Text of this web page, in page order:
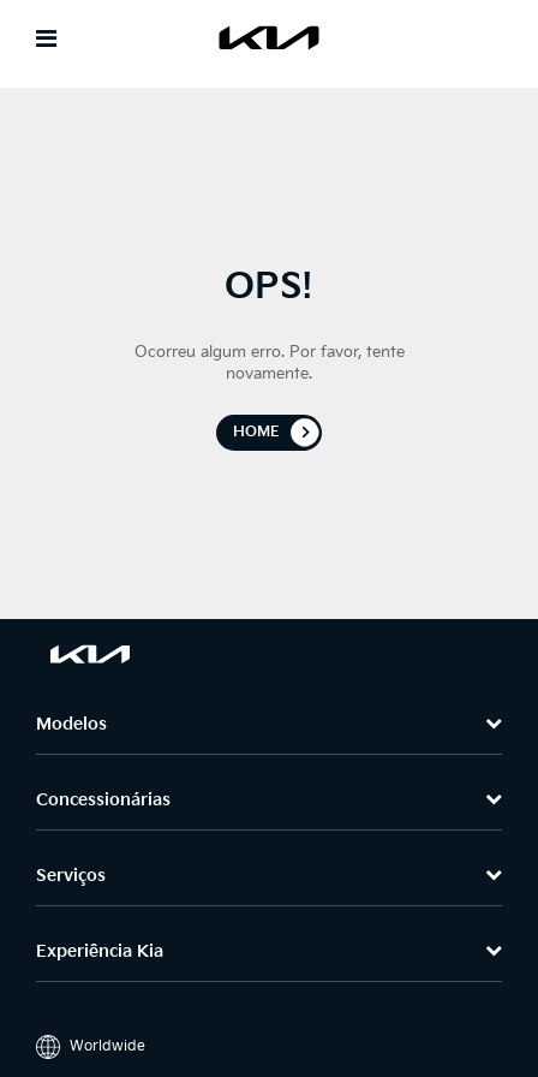
OPS!
Ocorreu algum erro. Por favor, tente
novamente.
HOME
Modelos
Concessionárias
Serviços
Experiência Kia
Worldwide